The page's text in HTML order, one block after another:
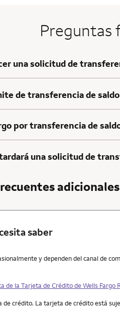
Preguntas
una solicitud de
de transferencia de
por transferencia de
una solicitud de
saber
y dependen del canal de
de la Tarjeta de Crédito deWells Fargo
de crédito. La tarjeta de crédito está